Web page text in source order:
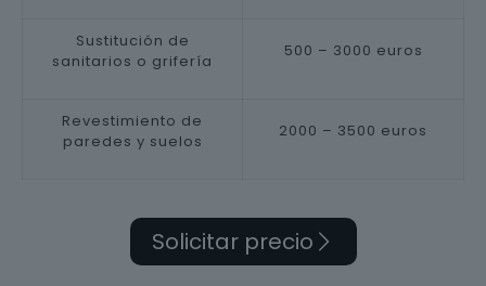
Sustitución de
sanitarios o grifería
500 – 3000 euros
Revestimiento de
paredes y suelos
2000 – 3500 euros
Solicitar precio